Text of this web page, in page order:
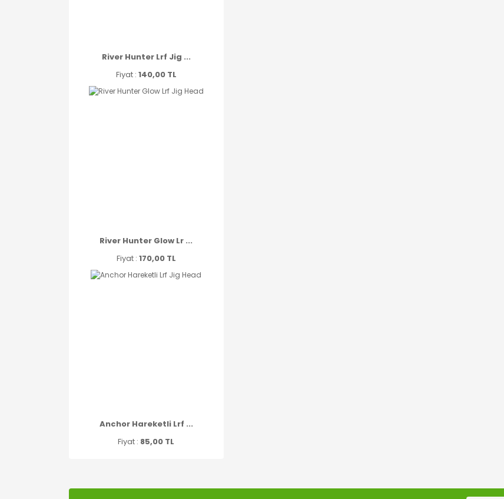
River Hunter Lrf Jig ...
Fiyat : 140,00 TL
River Hunter Glow Lr ...
Fiyat : 170,00 TL
Anchor Hareketli Lrf ...
Fiyat : 85,00 TL